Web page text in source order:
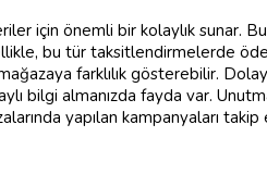
için önemli bir kolaylık sunar.
bu tür taksitlendirmelerde
farklılık gösterebilir.
bilgi almanızda fayda var.
yapılan kampanyaları